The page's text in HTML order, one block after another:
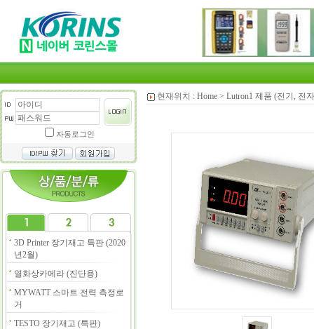
자동로그인
3D Printer 장기재고 특판 (2020
년2월)
열화상카메라 (진단용)
MYWATT 스마트 전력 측정로
거
TESTO 장기재고 (특판)
현재위치 : Home > Lutron1 제품 (전기, 전